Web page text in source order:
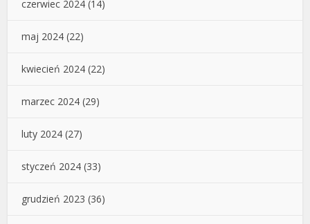
czerwiec 2024 (14)
maj 2024 (22)
kwiecień 2024 (22)
marzec 2024 (29)
luty 2024 (27)
styczeń 2024 (33)
grudzień 2023 (36)